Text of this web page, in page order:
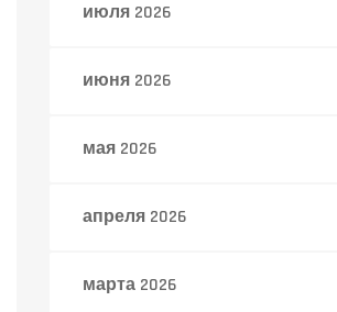
июля 2026
июня 2026
мая 2026
апреля 2026
марта 2026